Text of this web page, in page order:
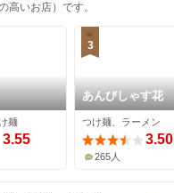
高いお店）です。
麺
3.55
3
あんびしゃす花
つけ麺、ラーメン
3.50
265人